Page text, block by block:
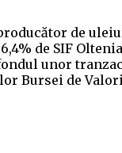
de
de SIF
fondul unor
Bursei de